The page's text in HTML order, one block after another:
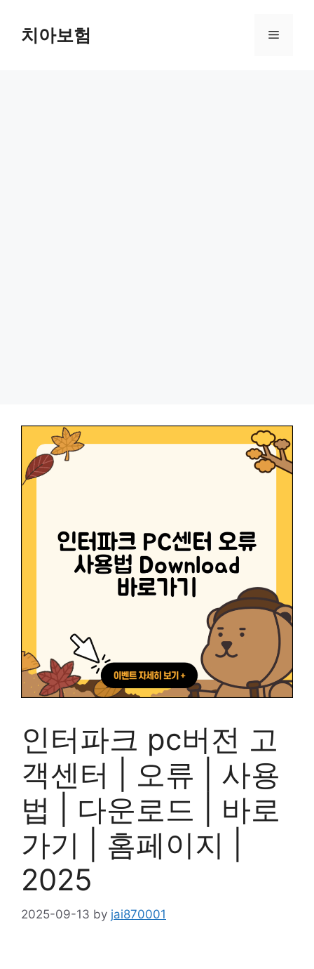
content치아보험 Menu
인터파크 pc버전 고
객센터 | 오류 | 사용
법 | 다운로드 | 바로
가기 | 홈페이지 |
2025
2025-09-13 by jai870001